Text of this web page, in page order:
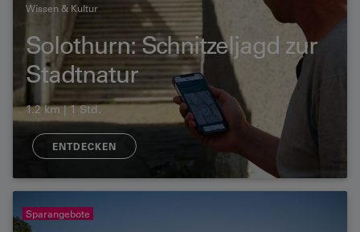
Wissen & Kultur
Solothurn: Schnitzeljagd zur
Stadtnatur
1.2 km | 1 Std.
ENTDECKEN
Sparangebote